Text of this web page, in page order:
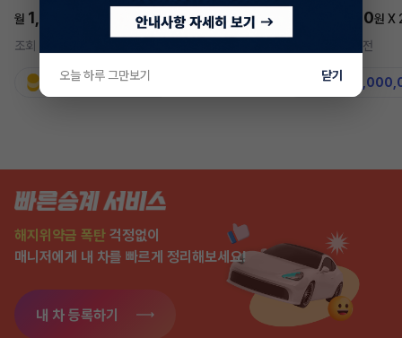
월 1,697,700 24개월
조회 742
지원금31,860,000원
5,577,270원 X
2주 전
지원금
해지위약금 폭탄 걱정없이
매니저에게 내 차를 빠르게 정리해보세요!
내 차 등록하기
오늘 하루 그만보기 닫기